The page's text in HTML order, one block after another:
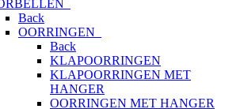
Back
OORRINGEN
Back
KLAPOORRINGEN
KLAPOORRINGEN MET
HANGER
OORRINGEN MET HANGER